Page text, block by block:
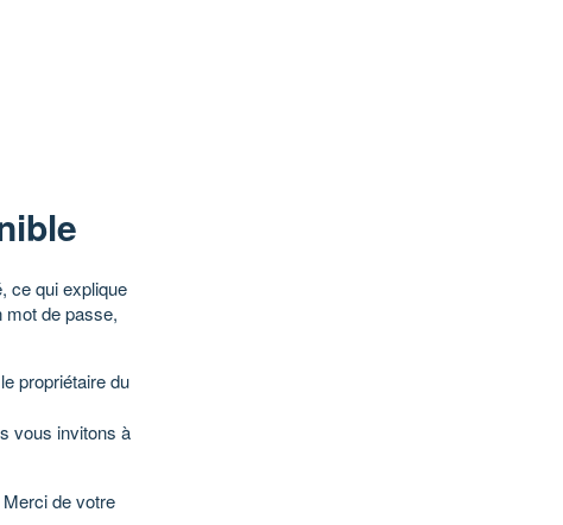
ce qui explique
mot de passe,
propriétaire du
vous invitons à
de votre